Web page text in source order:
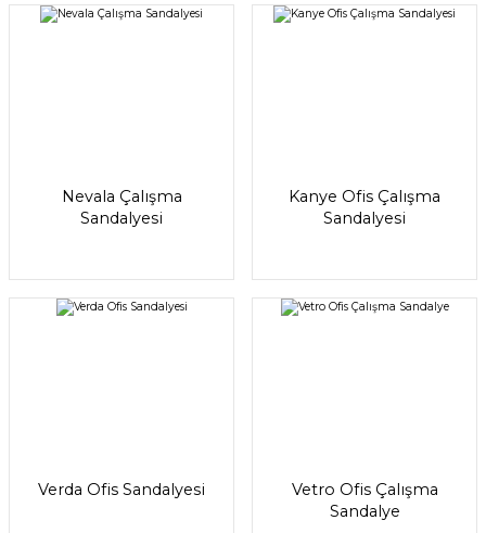
Nevala Çalışma
Sandalyesi
Kanye Ofis Çalışma
Sandalyesi
Verda Ofis Sandalyesi
Vetro Ofis Çalışma
Sandalye